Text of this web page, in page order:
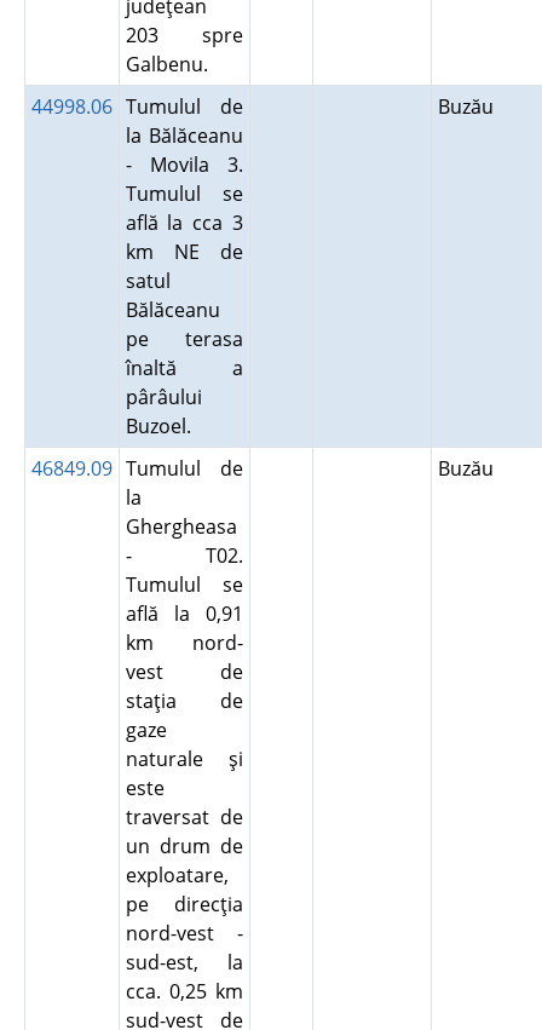
judeţean
203 spre
Galbenu.
44998.06 Tumulul de
la Bălăceanu
- Movila 3.
Tumulul se
află la cca 3
km NE de
satul
Bălăceanu
pe terasa
înaltă a
pârâului
Buzoel.
Buzău
46849.09 Tumulul de
la
Ghergheasa
- T02.
Tumulul se
află la 0,91
km nord-
vest de
staţia de
gaze
naturale şi
este
traversat de
un drum de
exploatare,
pe direcţia
nord-vest -
sud-est, la
cca. 0,25 km
sud-vest de
Buzău